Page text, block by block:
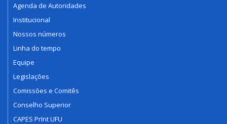
Agenda de Autoridades
Institucional
Nossos números
Linha do tempo
Equipe
Legislações
Comissões e Comitês
Conselho Superior
CAPES PrInt UFU